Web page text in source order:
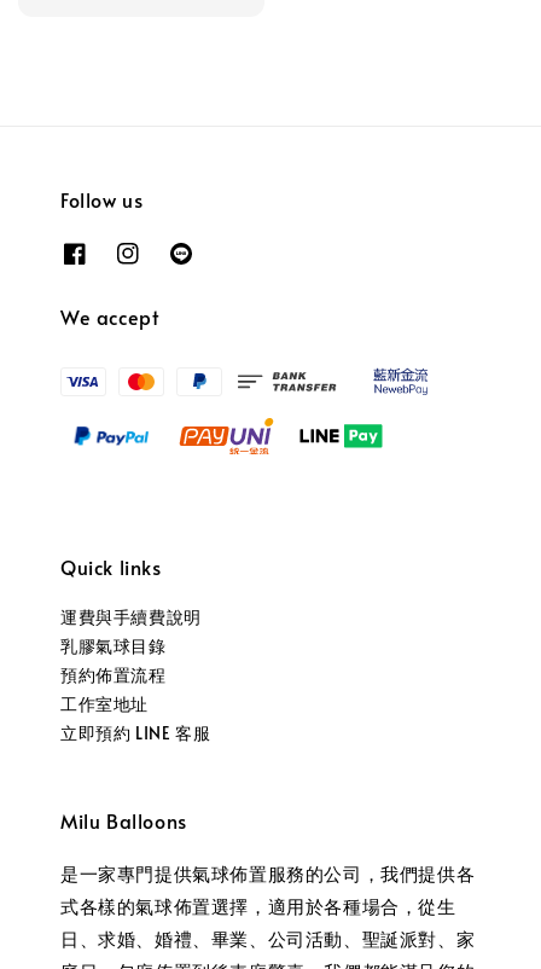
Follow us
We accept
Quick links
運費與手續費說明
乳膠氣球目錄
預約佈置流程
工作室地址
立即預約 LINE 客服
Milu Balloons
是一家專門提供氣球佈置服務的公司，我們提供各
式各樣的氣球佈置選擇，適用於各種場合，從生
日、求婚、婚禮、畢業、公司活動、聖誕派對、家